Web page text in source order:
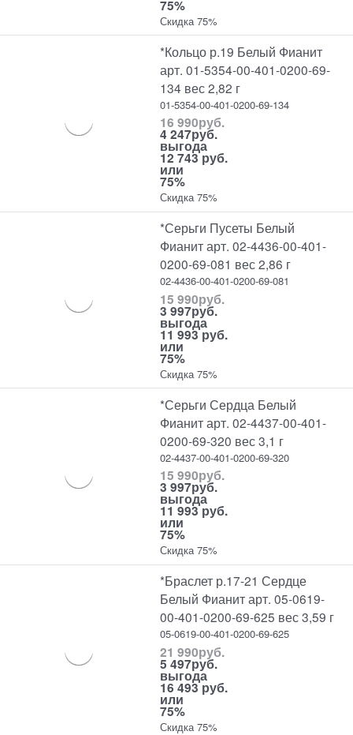
75%
Скидка 75%
*Кольцо р.19 Белый Фианит
арт. 01-5354-00-401-0200-69-
134 вес 2,82 г
01-5354-00-401-0200-69-134
16 990руб.
4 247руб.
выгода
12 743 руб.
или
75%
Скидка 75%
*Серьги Пусеты Белый
Фианит арт. 02-4436-00-401-
0200-69-081 вес 2,86 г
02-4436-00-401-0200-69-081
15 990руб.
3 997руб.
выгода
11 993 руб.
или
75%
Скидка 75%
*Серьги Сердца Белый
Фианит арт. 02-4437-00-401-
0200-69-320 вес 3,1 г
02-4437-00-401-0200-69-320
15 990руб.
3 997руб.
выгода
11 993 руб.
или
75%
Скидка 75%
*Браслет р.17-21 Сердце
Белый Фианит арт. 05-0619-
00-401-0200-69-625 вес 3,59 г
05-0619-00-401-0200-69-625
21 990руб.
5 497руб.
выгода
16 493 руб.
или
75%
Скидка 75%